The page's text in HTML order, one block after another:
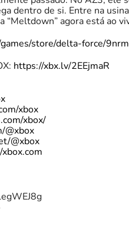
dentro de si. Entre na
“Meltdown” agora está ao
store/delta-force/
https://xbx.lv/2EEjmaR
xbox
xbox/
@xbox
@xbox